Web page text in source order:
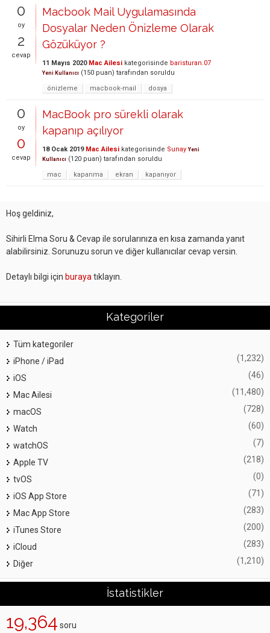
0
oy
2
cevap
Macbook Mail Uygulamasında
Dosyalar Neden Önizleme Olarak
Gözüküyor ?
11 Mayıs 2020 Mac Ailesi kategorisinde baristuran.07
Yeni Kullanıcı (150 puan) tarafından soruldu
önizleme
macbook-mail dosya
0
oy
0
cevap
MacBook pro sürekli olarak
kapanıp açılıyor
18 Ocak 2019 Mac Ailesi kategorisinde Sunay Yeni
Kullanıcı (120 puan) tarafından soruldu
mac
kapanma ekran kapanıyor
Hoş geldiniz,
Sihirli Elma Soru & Cevap ile sorularınıza en kısa zamanda yanıt
alabilirsiniz. Sorunuzu sorun ve diğer kullanıcılar cevap versin.
Detaylı bilgi için buraya tıklayın.
Kategoriler
Tüm kategoriler
iPhone / iPad
(1,232)
iOS (46)
Mac Ailesi (11,480)
macOS (728)
Watch (60)
watchOS (7)
Apple TV (218)
tvOS (0)
iOS App Store (71)
Mac App Store (283)
iTunes Store (200)
iCloud (283)
Diğer (1,210)
İstatistikler
19,364 soru